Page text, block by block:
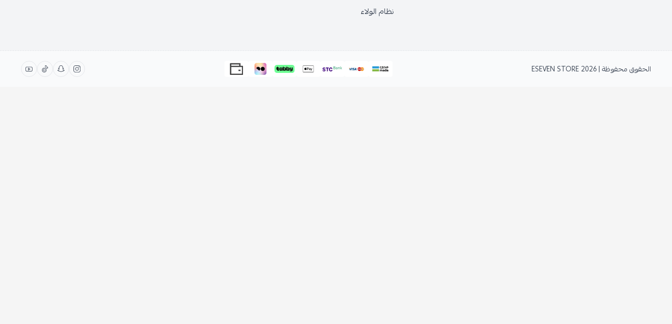
نظام الولاء
الحقوق محفوظة | 2026 ESEVEN STORE